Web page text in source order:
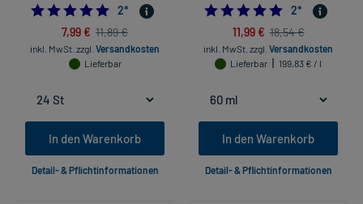
5.0
2*
7,99 € 11,89 €
inkl. MwSt. zzgl. Versandkosten
Lieferbar
In den Warenkorb
Detail- & Pflichtinformationen
5.0
2*
11,99 € 18,54 €
inkl. MwSt. zzgl. Versandkosten
Lieferbar
199,83 € / l
In den Warenkorb
Detail- & Pflichtinformationen